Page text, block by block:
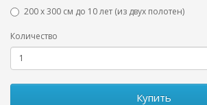
200 х 300 см до 10 лет (из двух полотен)
Количество
Купить